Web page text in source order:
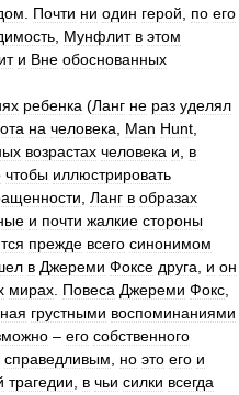
Почти ни один герой по его
Мунфлит в этом
и Вне обоснованных
ребенка (Ланг не раз уделял
на человека Man Hunt
возрастах человека и
в
чтобы иллюстрировать
Ланг в образах
и почти жалкие стороны
прежде всего синонимом
в Джереми Фоксе друга и он
мирах Повеса Джереми Фокс
грустными воспоминаниями
– его собственного
справедливым но это его и
трагедии в чьи силки всегда